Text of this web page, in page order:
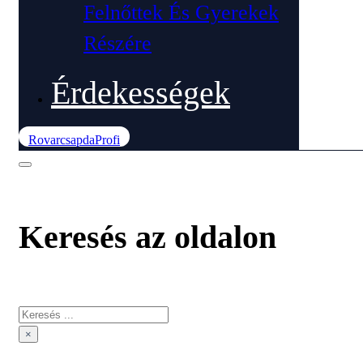
Felnőttek És Gyerekek
Részére
Érdekességek
RovarcsapdaProfi
Keresés az oldalon
Keresés
×